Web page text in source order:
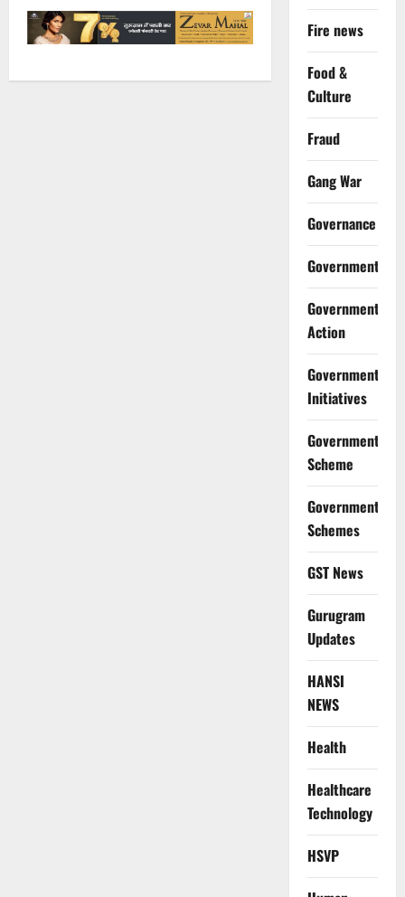
Fire news
Food &
Culture
Fraud
Gang War
Governance
Government
Government
Action
Government
Initiatives
Government
Scheme
Government
Schemes
GST News
Gurugram
Updates
HANSI
NEWS
Health
Healthcare
Technology
HSVP